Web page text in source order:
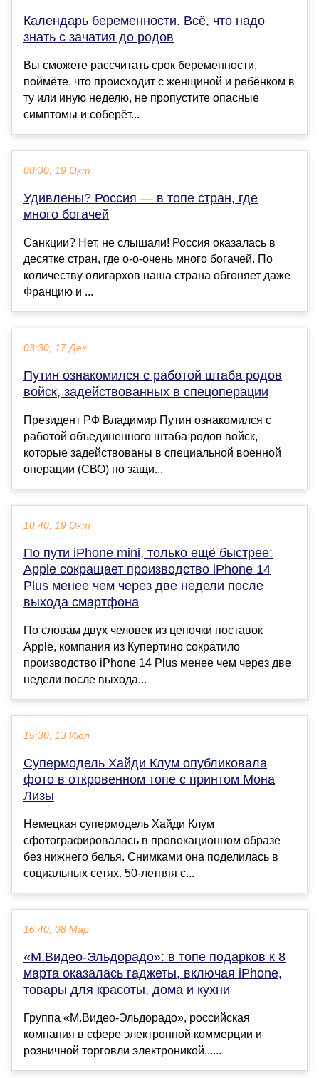
Календарь беременности. Всё, что надо
знать с зачатия до родов
Вы сможете рассчитать срок беременности,
поймёте, что происходит с женщиной и ребёнком в
ту или иную неделю, не пропустите опасные
симптомы и соберёт...
08:30, 19 Окт
Удивлены? Россия — в топе стран, где
много богачей
Санкции? Нет, не слышали! Россия оказалась в
десятке стран, где о-о-очень много богачей. По
количеству олигархов наша страна обгоняет даже
Францию и ...
03:30, 17 Дек
Путин ознакомился с работой штаба родов
войск, задействованных в спецоперации
Президент РФ Владимир Путин ознакомился с
работой объединенного штаба родов войск,
которые задействованы в специальной военной
операции (СВО) по защи...
10:40, 19 Окт
По пути iPhone mini, только ещё быстрее:
Apple сокращает производство iPhone 14
Plus менее чем через две недели после
выхода смартфона
По словам двух человек из цепочки поставок
Apple, компания из Купертино сократило
производство iPhone 14 Plus менее чем через две
недели после выхода...
15:30, 13 Июл
Супермодель Хайди Клум опубликовала
фото в откровенном топе с принтом Мона
Лизы
Немецкая супермодель Хайди Клум
сфотографировалась в провокационном образе
без нижнего белья. Снимками она поделилась в
социальных сетях. 50-летняя с...
16:40, 08 Мар
«М.Видео-Эльдорадо»: в топе подарков к 8
марта оказалась гаджеты, включая iPhone,
товары для красоты, дома и кухни
Группа «М.Видео-Эльдорадо», российская
компания в сфере электронной коммерции и
розничной торговли электроникой......